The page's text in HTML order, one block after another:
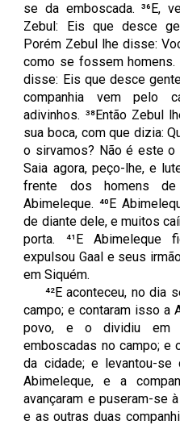
se da emboscada. ³⁶E,
Zebul: Eis que desce
Porém Zebul lhe disse:
como se fossem homens.
disse: Eis que desce
companhia vem pelo
adivinhos. ³⁸Então Zebul
sua boca, com que dizia:
o sirvamos? Não é este
Saia agora, peço-lhe, e
frente dos homens
Abimeleque. ⁴⁰E
de diante dele, e muitos
porta. ⁴¹E Abimeleque
expulsou Gaal e seus
em Siquém.
⁴²E aconteceu, no dia
campo; e contaram isso a
povo, e o dividiu em
emboscadas no campo; e
da cidade; e levantou-se
Abimeleque, e a
avançaram e puseram-se
e as outras duas